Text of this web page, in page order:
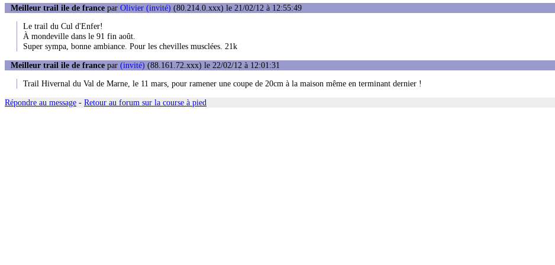
Meilleur trail ile de france par Olivier (invité) (80.214.0.xxx) le 21/02/12 à 12:55:49
Le trail du Cul d'Enfer!
À mondeville dans le 91 fin août.
Super sympa, bonne ambiance. Pour les chevilles musclées. 21k
Meilleur trail ile de france par (invité) (88.161.72.xxx) le 22/02/12 à 12:01:31
Trail Hivernal du Val de Marne, le 11 mars, pour ramener une coupe de 20cm à la maison même en terminant dernier !
Répondre au message - Retour au forum sur la course à pied